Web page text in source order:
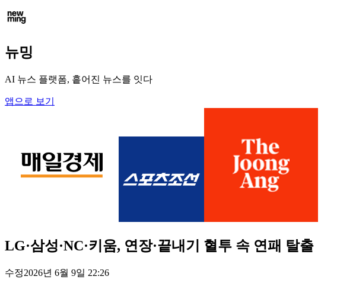
뉴밍
AI 뉴스 플랫폼, 흩어진 뉴스를 잇다
앱으로 보기
LG·삼성·NC·키움, 연장·끝내기 혈투 속 연패 탈출
수정2026년 6월 9일 22:26